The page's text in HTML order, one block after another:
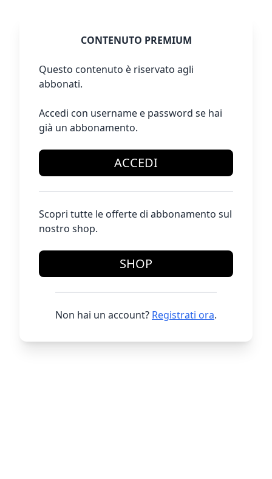
CONTENUTO PREMIUM
Questo contenuto è riservato agli
abbonati.
Accedi con username e password se hai
già un abbonamento.
ACCEDI
Scopri tutte le offerte di abbonamento sul
nostro shop.
SHOP
Non hai un account? Registrati ora.